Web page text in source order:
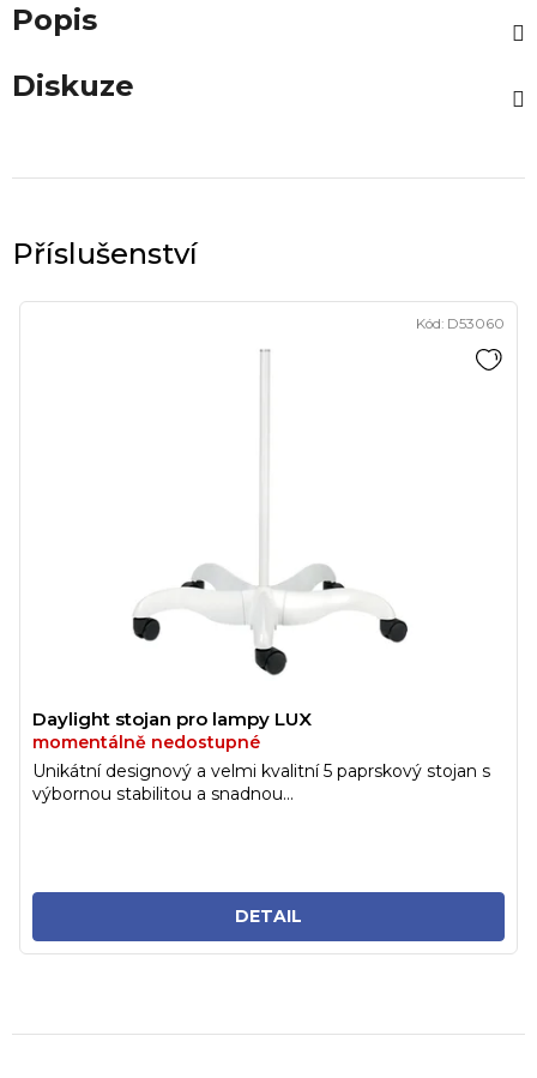
Popis
Diskuze
Daylight stojan pro lampy LUX
momentálně nedostupné
DETAIL
Unikátní designový a velmi kvalitní 5 paprskový stojan s
výbornou stabilitou a snadnou...
Kód: D53060